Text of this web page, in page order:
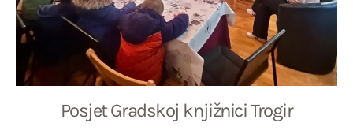
Posjet Gradskoj knjižnici Trogir